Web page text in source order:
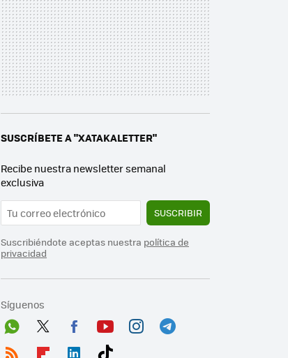
SUSCRÍBETE A "XATAKALETTER"
Recibe nuestra newsletter semanal
exclusiva
SUSCRIBIR
Suscribiéndote aceptas nuestra política de
privacidad
Síguenos
Wh
Twit
Fac
You